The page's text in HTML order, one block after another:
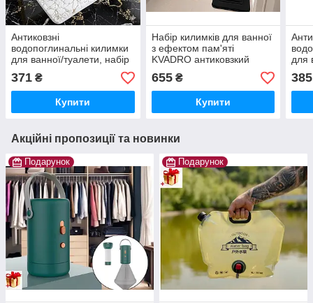
Антиковзні
водопоглинальні килимки
для ванної/туалети, набір
3 шт Набір 3 килимки для
ванної кімнати та туалету
371 ₴
Купити
Набір килимків для ванної
з ефектом пам'яті
KVADRO антиковзкий
водопоглинаючі 3 шт
Набір 3-х килимків для
ванної з ефектом пам'яті
655₴
Купити
для
3
385
Акційні пропозиції та новинки
Подарунок Подарунок